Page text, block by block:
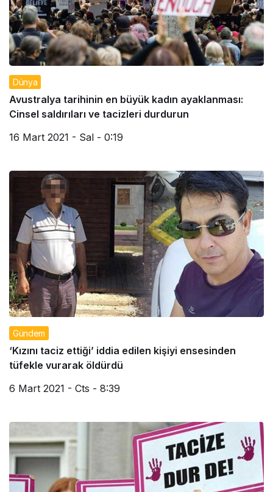
Dünya
Avustralya tarihinin en büyük kadın ayaklanması:
Cinsel saldırıları ve tacizleri durdurun
16 Mart 2021 - Sal - 0:19
Gündem
‘Kızını taciz ettiği’ iddia edilen kişiyi ensesinden
tüfekle vurarak öldürdü
6 Mart 2021 - Cts - 8:39